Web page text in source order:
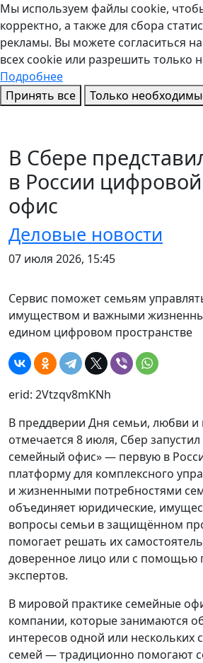
Мы используем файлы cookie,
корректно, а также для сбора
рекламы. Вы можете согласиться
всех cookie или разрешить только
Подробнее
Принять все
Только
В Сбере
в России
офис
Деловые новости
07 июля 2026, 15:45
Сервис поможет семьям
имуществом и важными
едином цифровом пространстве
erid: 2Vtzqv8mKNh
В преддверии Дня семьи, любви и
отмечается 8 июля, Сбер
семейный офис» — первую в
платформу для комплексного
и жизненными потребностями
объединяет юридические,
вопросы семьи в защищённом
помогает решать их
доверенное лицо или с помощью
экспертов.
В мировой практике семейные
компании, которые занимаются
интересов одной или нескольких
семей — традиционно помогают